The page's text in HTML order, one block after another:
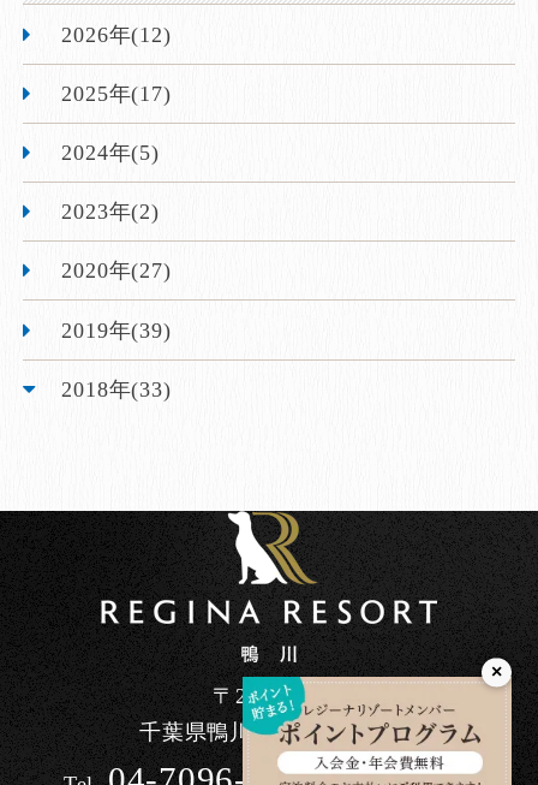
2026年(12)
2025年(17)
2024年(5)
2023年(2)
2020年(27)
2019年(39)
2018年(33)
〒296-0041
千葉県鴨川市東町1464-90
×